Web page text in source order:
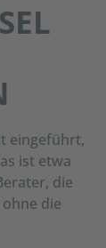
eingeführt,
ist etwa
die
die